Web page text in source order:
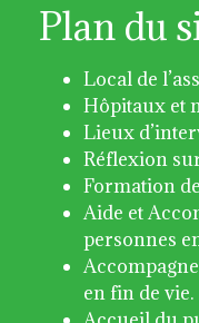
Plan du
Local de
Hôpitaux et
Lieux
Réflexion
Formation
Aide et
personnes
en fin de vie.